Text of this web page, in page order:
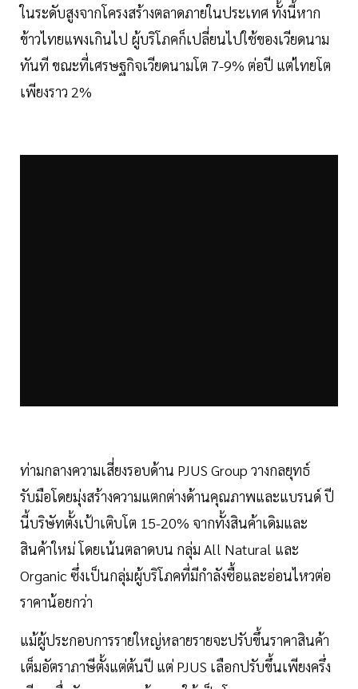
ในระดับสูงจากโครงสร้างตลาดภายในประเทศ ทั้งนี้หาก
ข้าวไทยแพงเกินไป ผู้บริโภคก็เปลี่ยนไปใช้ของเวียดนาม
ทันที ขณะที่เศรษฐกิจเวียดนามโต 7-9% ต่อปี แต่ไทยโต
เพียงราว 2%
ท่ามกลางความเสี่ยงรอบด้าน PJUS Group วางกลยุทธ์
รับมือโดยมุ่งสร้างความแตกต่างด้านคุณภาพและแบรนด์ ปี
นี้บริษัทตั้งเป้าเติบโต 15-20% จากทั้งสินค้าเดิมและ
สินค้าใหม่ โดยเน้นตลาดบน กลุ่ม All Natural และ
Organic ซึ่งเป็นกลุ่มผู้บริโภคที่มีกำลังซื้อและอ่อนไหวต่อ
ราคาน้อยกว่า
แม้ผู้ประกอบการรายใหญ่หลายรายจะปรับขึ้นราคาสินค้า
เต็มอัตราภาษีตั้งแต่ต้นปี แต่ PJUS เลือกปรับขึ้นเพียงครึ่ง